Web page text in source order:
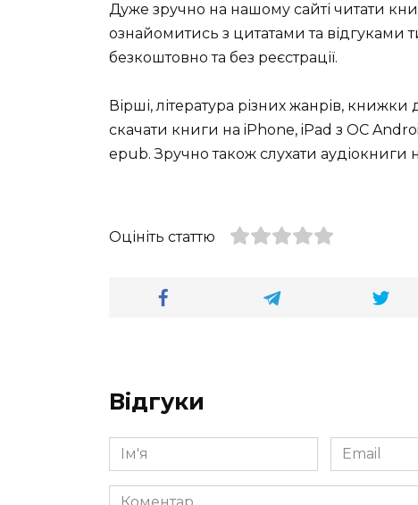
Дуже зручно на нашому сайті читати
ознайомитись з цитатами та відгуками
безкоштовно та без реєстрації.
Вірші, література різних жанрів,
скачати книги на iPhone, iPad з ОС
epub. Зручно також слухати аудіокниги
Оцініть статтю
Відгуки
Ім'я
*
Email
*
Коментар